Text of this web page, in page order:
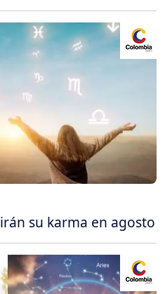
su karma en agosto